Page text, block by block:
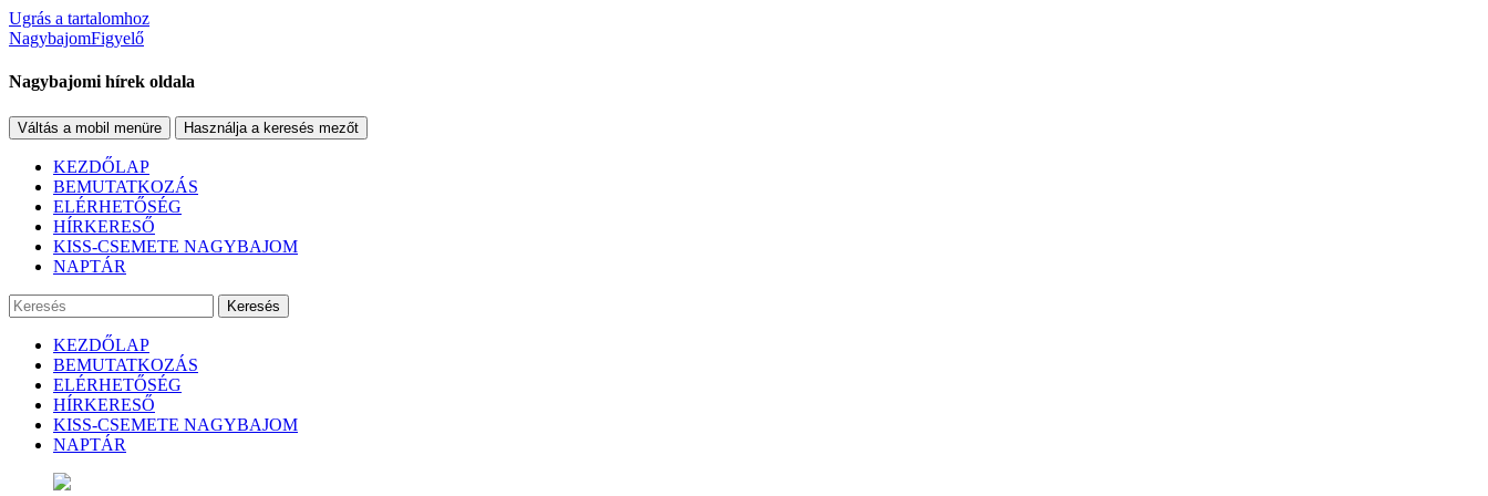
Ugrás a tartalomhoz
NagybajomFigyelő
Nagybajomi hírek oldala
Váltás a mobil menüre Használja a keresés mezőt
KEZDŐLAP
BEMUTATKOZÁS
ELÉRHETŐSÉG
HÍRKERESŐ
KISS-CSEMETE NAGYBAJOM
NAPTÁR
Keresés
KEZDŐLAP
BEMUTATKOZÁS
ELÉRHETŐSÉG
HÍRKERESŐ
KISS-CSEMETE NAGYBAJOM
NAPTÁR